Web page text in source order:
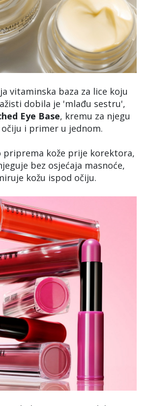
vitaminska baza za lice koju
dobila je 'mlađu sestru',
Eye Base, kremu za njegu
i primer u jednom.
priprema kože prije korektora,
bez osjećaja masnoće,
kožu ispod očiju.